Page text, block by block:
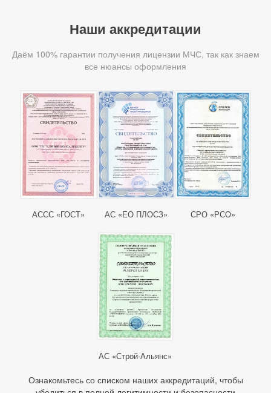
Наши аккредитации
Даём 100% гарантии получения лицензии МЧС, так как знаем
все нюансы оформления
АССС «ГОСТ» АС «ЕО ПЛОСЗ» СРО «РСО»
АС «Строй-Альянс»
Ознакомьтесь со списком наших аккредитаций, чтобы